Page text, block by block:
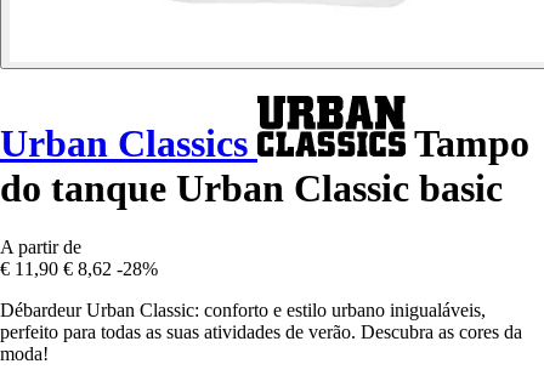
Urban Classics
Tampo
do tanque Urban Classic basic
A partir de
€ 11,90 € 8,62 -28%
Débardeur Urban Classic: conforto e estilo urbano inigualáveis,
perfeito para todas as suas atividades de verão. Descubra as cores da
moda!